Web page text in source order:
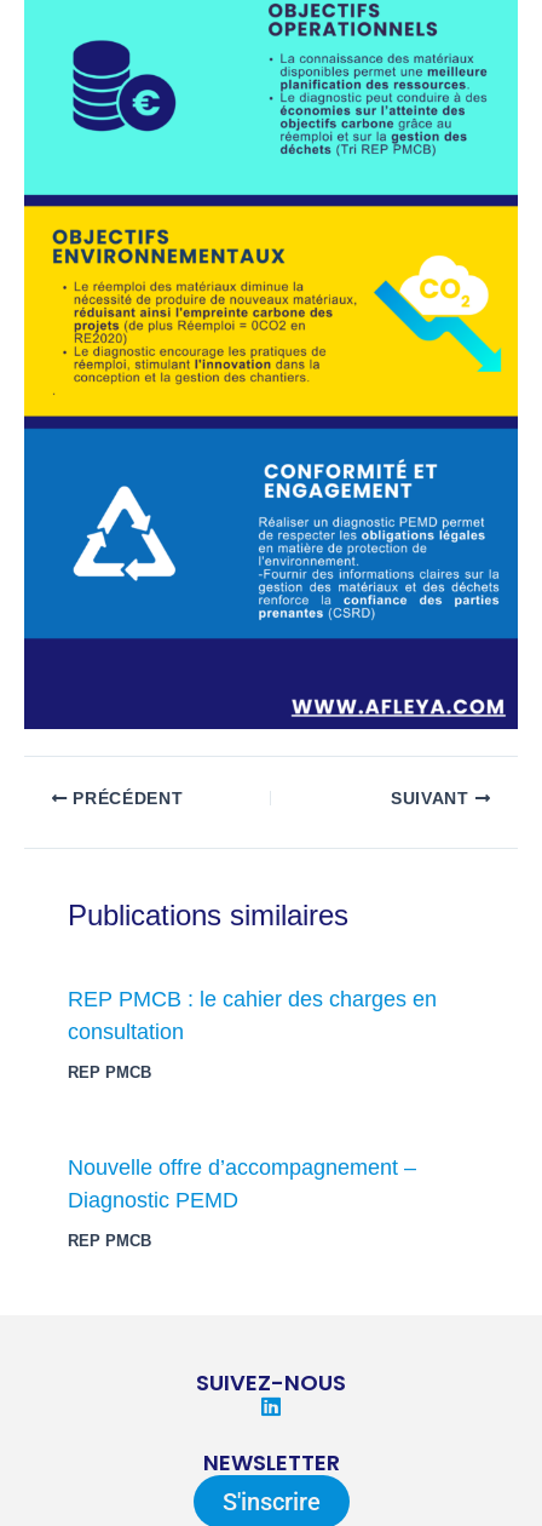
PRÉCÉDENT SUIVANT
Publications similaires
REP PMCB : le cahier des charges en
consultation
REP PMCB
Nouvelle offre d’accompagnement –
Diagnostic PEMD
REP PMCB
SUIVEZ-NOUS
L
k
e
d
NEWSLETTER
S'inscrire